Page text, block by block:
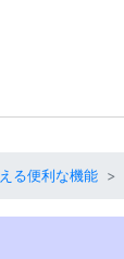
る便利な機能